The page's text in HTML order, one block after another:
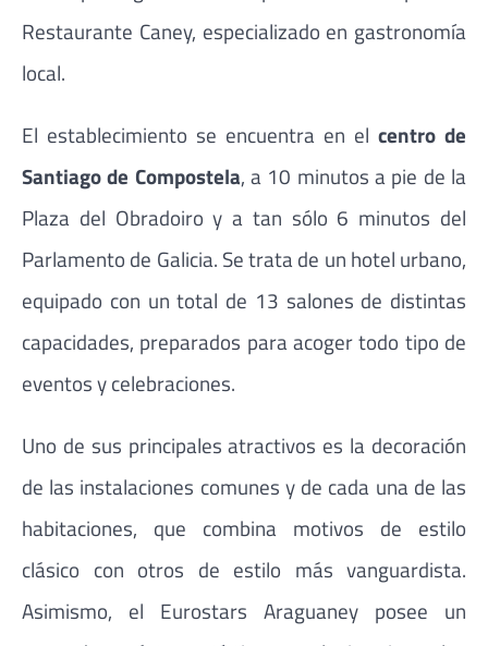
Restaurante Caney, especializado en gastronomía
local.
El establecimiento se encuentra en el centro de
Santiago de Compostela, a 10 minutos a pie de la
Plaza del Obradoiro y a tan sólo 6 minutos del
Parlamento de Galicia. Se trata de un hotel urbano,
equipado con un total de 13 salones de distintas
capacidades, preparados para acoger todo tipo de
eventos y celebraciones.
Uno de sus principales atractivos es la decoración
de las instalaciones comunes y de cada una de las
habitaciones, que combina motivos de estilo
clásico con otros de estilo más vanguardista.
Asimismo, el Eurostars Araguaney posee un